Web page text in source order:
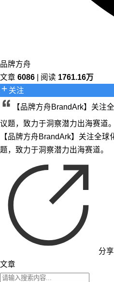
品牌方舟
文章 6086 | 阅读 1761.16万
关注
【品牌方舟BrandArk】关注
议题，致力于洞察潜力出海赛道。
【品牌方舟BrandArk】关注全
题，致力于洞察潜力出海赛道。
分享
文章